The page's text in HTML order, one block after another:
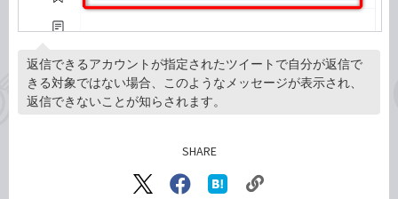
返信できるアカウントが指定されたツイートで自分が返信で
きる対象ではない場合、このようなメッセージが表示され、
返信できないことが知らされます。
SHARE
X（旧
Facebook